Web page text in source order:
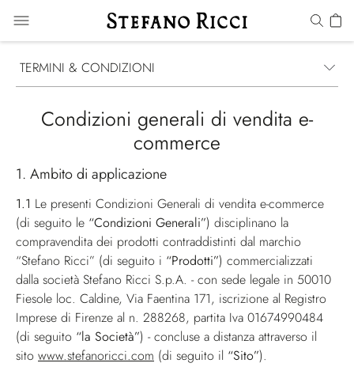
TERMINI & CONDIZIONI
Condizioni generali di vendita e-
commerce
1. Ambito di applicazione
1.1 Le presenti Condizioni Generali di vendita e-commerce
(di seguito le “Condizioni Generali”) disciplinano la
compravendita dei prodotti contraddistinti dal marchio
“Stefano Ricci” (di seguito i “Prodotti”) commercializzati
dalla società Stefano Ricci S.p.A. - con sede legale in 50010
Fiesole loc. Caldine, Via Faentina 171, iscrizione al Registro
Imprese di Firenze al n. 288268, partita Iva 01674990484
(di seguito “la Società”) - concluse a distanza attraverso il
sito www.stefanoricci.com (di seguito il “Sito”).